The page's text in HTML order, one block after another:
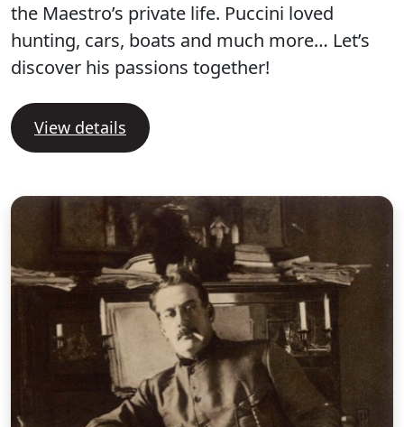
the Maestro’s private life. Puccini loved
hunting, cars, boats and much more… Let’s
discover his passions together!
View details